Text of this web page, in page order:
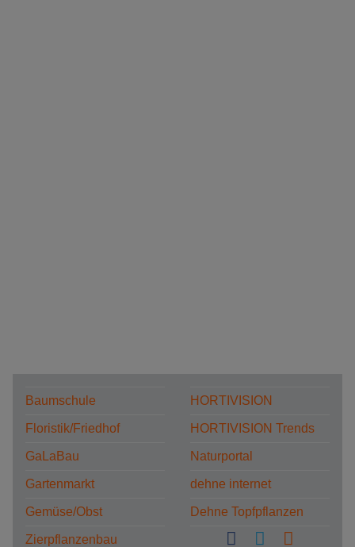
Baumschule
Floristik/Friedhof
GaLaBau
Gartenmarkt
Gemüse/Obst
Zierpflanzenbau
HORTIVISION
HORTIVISION Trends
Naturportal
dehne internet
Dehne Topfpflanzen